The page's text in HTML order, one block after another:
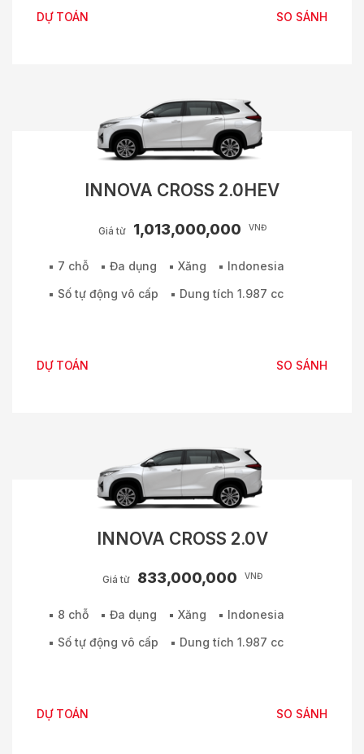
DỰ TOÁN SO SÁNH
INNOVA CROSS 2.0HEV
Giá từ 1,013,000,000 VNĐ
7 chỗ Đa dụng Xăng
Indonesia
Số tự động vô cấp
Dung tích 1.987 cc
DỰ TOÁN SO SÁNH
INNOVA CROSS 2.0V
Giá từ 833,000,000 VNĐ
8 chỗ Đa dụng Xăng
Indonesia
Số tự động vô cấp
Dung tích 1.987 cc
DỰ TOÁN SO SÁNH